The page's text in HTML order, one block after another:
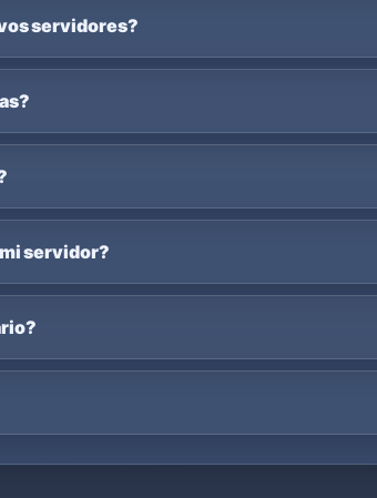
servidores?
servidor?